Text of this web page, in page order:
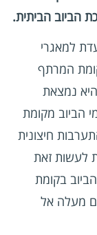
הביוב הביתית.
למאגרי
המרתף
נמצאת
הביוב מקומת
חיצונית
לעשות זאת
בקומת
מעלה אל